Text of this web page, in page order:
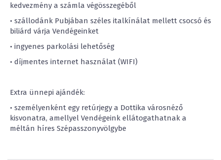
kedvezmény a számla végösszegéből
• szállodánk Pubjában széles italkínálat mellett csocsó és
biliárd várja Vendégeinket
• ingyenes parkolási lehetőség
• díjmentes internet használat (WIFI)
Extra ünnepi ajándék:
• személyenként egy retúrjegy a Dottika városnéző
kisvonatra, amellyel Vendégeink ellátogathatnak a
méltán híres Szépasszonyvölgybe